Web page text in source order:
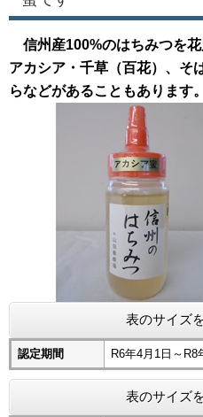
信州産100%のはちみつを
アカシア・千草（百花）、そ
らなどがあることもあります。
表のサイズ
認定期間 R6年4月1日～R8
表のサイズ